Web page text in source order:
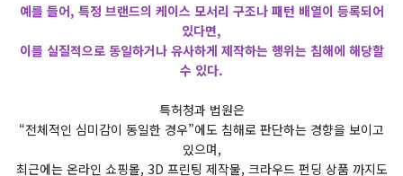
예를 들어, 특정 브랜드의 케이스 모서리 구조나 패턴 배열이 등록되어
있다면,
이를 실질적으로 동일하거나 유사하게 제작하는 행위는 침해에 해당할
수 있다.
특허청과 법원은
“전체적인 심미감이 동일한 경우”에도 침해로 판단하는 경향을 보이고
있으며,
최근에는 온라인 쇼핑몰, 3D 프린팅 제작물, 크라우드 펀딩 상품 까지도